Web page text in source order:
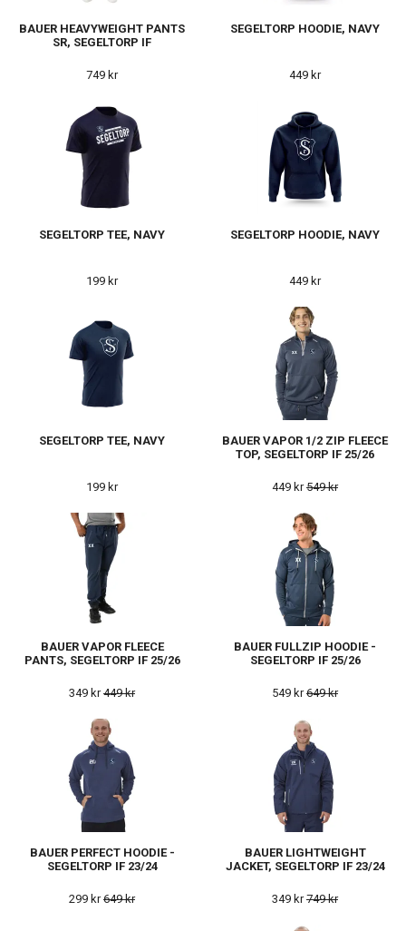
BAUER HEAVYWEIGHT PANTS
SR, SEGELTORP IF
749 kr
SEGELTORP HOODIE, NAVY
449 kr
SEGELTORP TEE, NAVY
199 kr
SEGELTORP HOODIE, NAVY
449 kr
SEGELTORP TEE, NAVY
199 kr
BAUER VAPOR 1/2 ZIP FLEECE
TOP, SEGELTORP IF 25/26
449 kr549 kr
BAUER VAPOR FLEECE
PANTS, SEGELTORP IF 25/26
349 kr449 kr
BAUER FULLZIP HOODIE -
SEGELTORP IF 25/26
549 kr649 kr
BAUER PERFECT HOODIE -
SEGELTORP IF 23/24
299 kr649 kr
BAUER LIGHTWEIGHT
JACKET, SEGELTORP IF 23/24
349 kr749 kr